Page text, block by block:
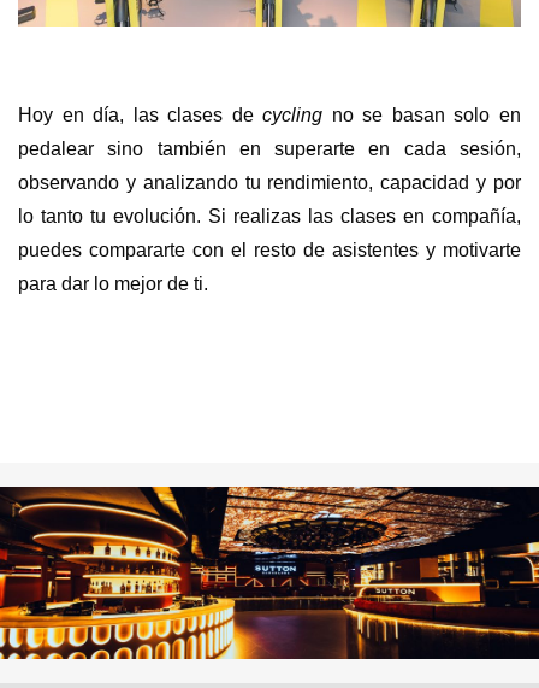
Hoy en día, las clases decycling no se basan solo en
pedalear sino también en superarte en cada sesión,
observando y analizando tu rendimiento, capacidad y por
lo tanto tu evolución. Si realizas las clases en compañía,
puedes compararte con el resto de asistentes y motivarte
para dar lo mejor de ti.